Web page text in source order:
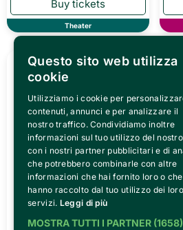
Theater
Teatro Cardinal
Massaia 2026/27 -
Teatro Prosa
Teatro Cardinal Massaia,
Torino
Questo sito web utilizza
cookie
Utilizziamo i cookie per
contenuti, annunci e per analizzare il
nostro traffico. Condividiamo inoltre
informazioni sul tuo utilizzo del
con i nostri partner pubblicitari e di
che potrebbero combinarle con altre
informazioni che hai fornito loro o che
hanno raccolto dal tuo utilizzo dei loro
servizi. Leggi di più
MOSTRA TUTTI I PARTNER